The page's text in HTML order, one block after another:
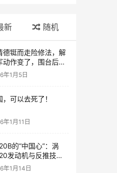
新 随机
德铤而走险修法，解
动作变了，围台后的
杀招”曝光
年1月5日
，可以去死了！
年1月11日
的“中国心”：涡
发动机与反推技术
破！
年1月14日